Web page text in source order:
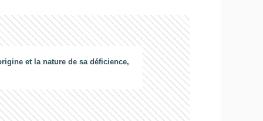
et la nature de sa déficience,